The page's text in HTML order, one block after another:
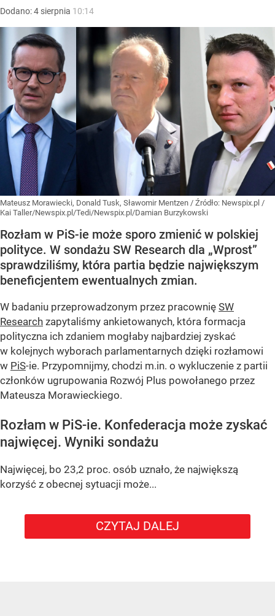
Dodano:4 sierpnia 10:14
Mateusz Morawiecki, Donald Tusk, Sławomir Mentzen / Źródło: Newspix.pl /
Kai Taller/Newspix.pl/Tedi/Newspix.pl/Damian Burzykowski
Rozłam w PiS-ie może sporo zmienić w polskiej
polityce. W sondażu SW Research dla „Wprost”
sprawdziliśmy, która partia będzie największym
beneficjentem ewentualnych zmian.
W badaniu przeprowadzonym przez pracownię SW
Research zapytaliśmy ankietowanych, która formacja
polityczna ich zdaniem mogłaby najbardziej zyskać
w kolejnych wyborach parlamentarnych dzięki rozłamowi
w PiS-ie. Przypomnijmy, chodzi m.in. o wykluczenie z partii
członków ugrupowania Rozwój Plus powołanego przez
Mateusza Morawieckiego.
Rozłam w PiS-ie. Konfederacja może zyskać
najwięcej. Wyniki sondażu
Najwięcej, bo 23,2 proc. osób uznało, że największą
korzyść z obecnej sytuacji może...
CZYTAJ DALEJ